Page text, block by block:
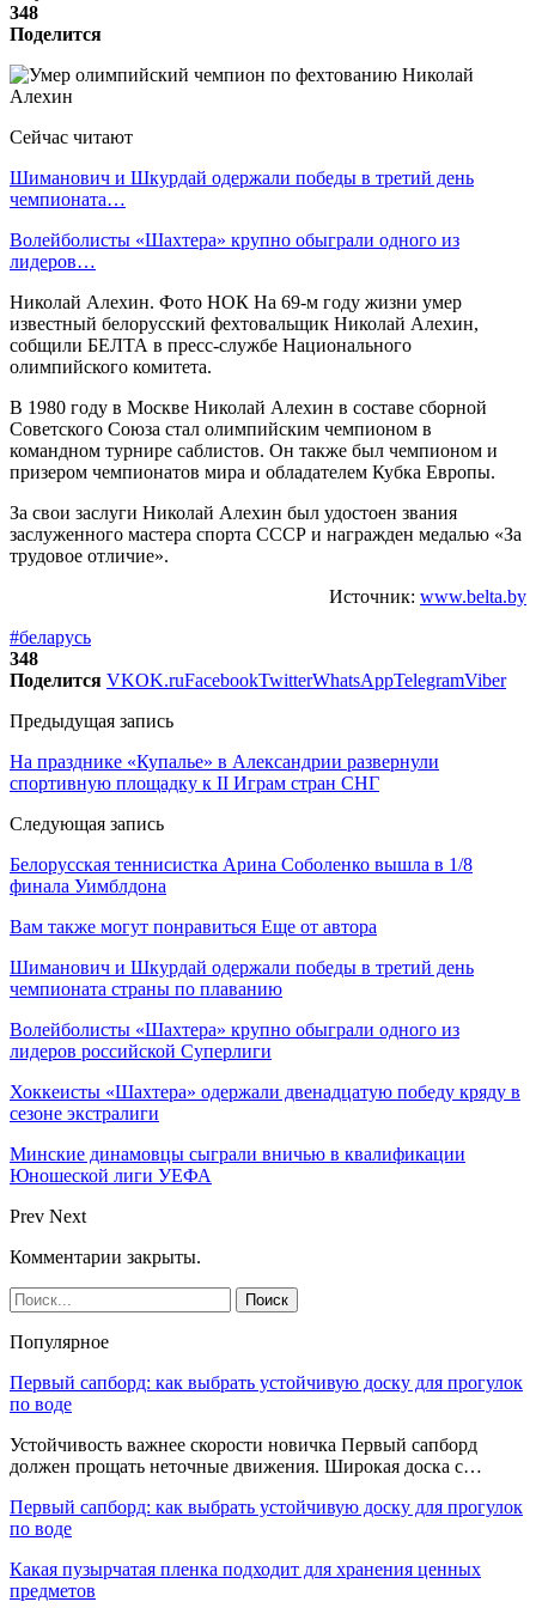
348
Поделится
Сейчас читают
Шиманович и Шкурдай одержали победы в третий день
чемпионата…
Волейболисты «Шахтера» крупно обыграли одного из
лидеров…
Николай Алехин. Фото НОК На 69-м году жизни умер
известный белорусский фехтовальщик Николай Алехин,
собщили БЕЛТА в пресс-службе Национального
олимпийского комитета.
В 1980 году в Москве Николай Алехин в составе сборной
Советского Союза стал олимпийским чемпионом в
командном турнире саблистов. Он также был чемпионом и
призером чемпионатов мира и обладателем Кубка Европы.
За свои заслуги Николай Алехин был удостоен звания
заслуженного мастера спорта СССР и награжден медалью «За
трудовое отличие».
Источник: www.belta.by
#беларусь
348
Поделится VKOK.ruFacebookTwitterWhatsAppTelegramViber
Предыдущая запись
На празднике «Купалье» в Александрии развернули
спортивную площадку к II Играм стран СНГ
Следующая запись
Белорусская теннисистка Арина Соболенко вышла в 1/8
финала Уимблдона
Вам также могут понравиться Еще от автора
Шиманович и Шкурдай одержали победы в третий день
чемпионата страны по плаванию
Волейболисты «Шахтера» крупно обыграли одного из
лидеров российской Суперлиги
Хоккеисты «Шахтера» одержали двенадцатую победу кряду в
сезоне экстралиги
Минские динамовцы сыграли вничью в квалификации
Юношеской лиги УЕФА
Prev Next
Комментарии закрыты.
Популярное
Первый сапборд: как выбрать устойчивую доску для прогулок
по воде
Устойчивость важнее скорости новичка Первый сапборд
должен прощать неточные движения. Широкая доска с…
Первый сапборд: как выбрать устойчивую доску для прогулок
по воде
Какая пузырчатая пленка подходит для хранения ценных
предметов